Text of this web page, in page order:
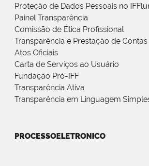
Proteção de Dados Pessoais no
Painel Transparência
Comissão de Ética Profissional
Transparência e Prestação de Contas
Atos Oficiais
Carta de Serviços ao Usuário
Fundação Pró-IFF
Transparência Ativa
Transparência em Linguagem
PROCESSOELETRONICO